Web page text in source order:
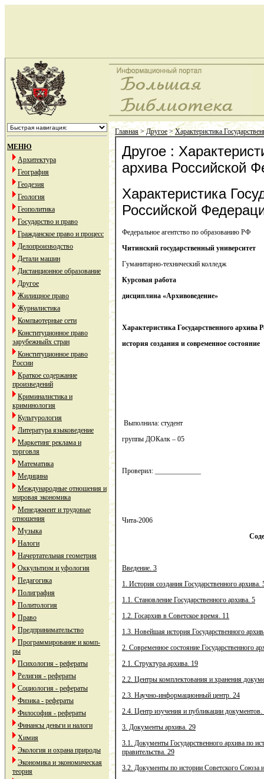
МЕНЮ
Архитектура
География
Геодезия
Геология
Геополитика
Государство и право
Гражданское право и процесс
Делопроизводство
Детали машин
Дистанционное образование
Другое
Жилищное право
Журналистика
Компьютерные сети
Конституционное право
зарубежныйх стран
Конституционное право
России
Краткое содержание
произведений
Криминалистика и
криминология
Культурология
Литература языковедение
Маркетинг реклама и
торговля
Математика
Медицина
Международные отношения и
мировая экономика
Менеджмент и трудовые
отношения
Музыка
Налоги
Начертательная геометрия
Оккультизм и уфология
Педагогика
Полиграфия
Политология
Право
Предпринимательство
Программирование и комп-
ры
Психология - рефераты
Религия - рефераты
Социология - рефераты
Физика - рефераты
Философия - рефераты
Финансы деньги и налоги
Химия
Экология и охрана природы
Экономика и экономическая
теория
Главная>Другое>Характеристика
Другое :
архива Российской
Характеристика
Российской
Федеральное агентство по образованию РФ
Читинский государственный университет
Гуманитарно-технический колледж
Курсовая работа
дисциплина «Архивоведение»
Характеристика Государственного архива
история создания и современное состояние
Выполнила: студент
группы ДОКалк – 05
Проверил: _____________
Чита-2006
Введение. 3
1. История создания Государственного архива.
1.1. Становление Государственного архива. 5
1.2. Госархив в Советское время. 11
1.3. Новейшая история Государственного
2. Современное состояние Государственного
2.1. Структура архива. 19
2.2. Центры комплектования и хранения
2.3. Научно-информационный центр. 24
2.4. Центр изучения и публикации документов.
3. Документы архива. 29
3.1. Документы Государственного архива по
правительства. 29
3.2. Документы по истории Советского Союза